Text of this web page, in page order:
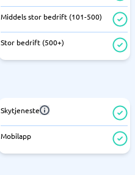
Middels stor bedrift (101-500)
Stor bedrift (500+)
Skytjeneste
Mobilapp